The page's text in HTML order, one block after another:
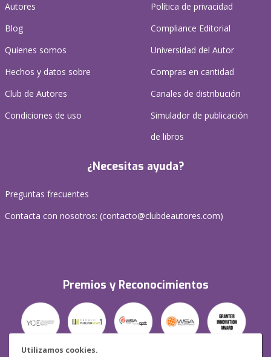
Utilizamos cookies.
Autores
Blog
Quienes somos
Hechos y datos sobre
Club de Autores
Condiciones de uso
Política de privacidad
Compliance Editorial
Universidad del Autor
Compras en cantidad
Canales de distribución
Simulador de publicación
de libros
¿Necesitas ayuda?
Preguntas frecuentes
Contacta con nosotros: (contacto@clubdeautores.com)
Premios y Reconocimientos